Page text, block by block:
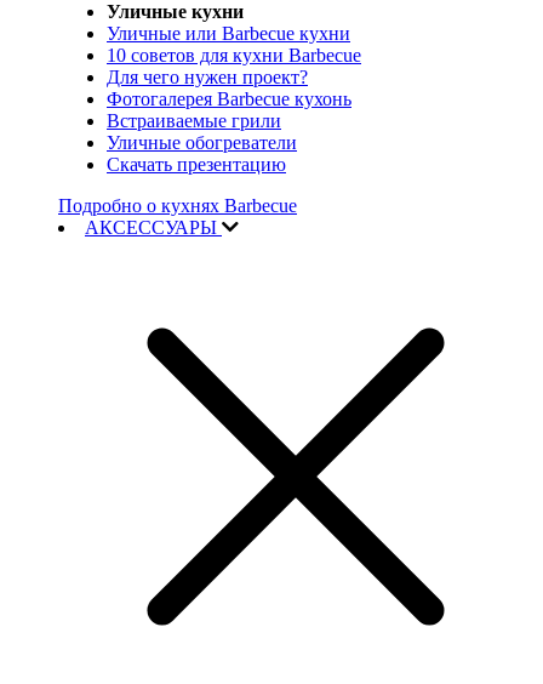
Уличные кухни
Уличные или Barbecue кухни
10 советов для кухни Barbecue
Для чего нужен проект?
Фотогалерея Barbecue кухонь
Встраиваемые грили
Уличные обогреватели
Скачать презентацию
Подробно о кухнях Barbecue
АКСЕССУАРЫ